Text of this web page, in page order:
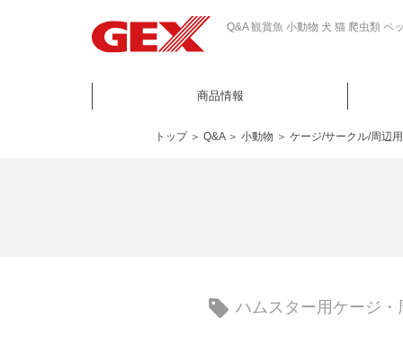
Q&A 観賞魚 小動物 犬 猫 爬虫類 ペ
商品情報
トップ＞ Q&A＞ 小動物 ＞ ケージ/サークル/周辺
ハムスター用ケージ・